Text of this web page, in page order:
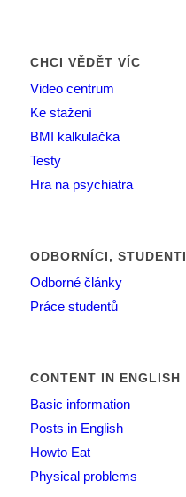
CHCI VĚDĚT VÍC
Video centrum
Ke stažení
BMI kalkulačka
Testy
Hra na psychiatra
ODBORNÍCI, STUDENTI
Odborné články
Práce studentů
CONTENT IN ENGLISH
Basic information
Posts in English
Howto Eat
Physical problems